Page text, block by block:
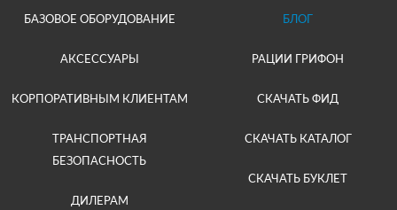
БАЗОВОЕ ОБОРУДОВАНИЕ
АКСЕССУАРЫ
КОРПОРАТИВНЫМ КЛИЕНТАМ
ТРАНСПОРТНАЯ
БЕЗОПАСНОСТЬ
ДИЛЕРАМ
БЛОГ
РАЦИИ ГРИФОН
СКАЧАТЬ ФИД
СКАЧАТЬ КАТАЛОГ
СКАЧАТЬ БУКЛЕТ